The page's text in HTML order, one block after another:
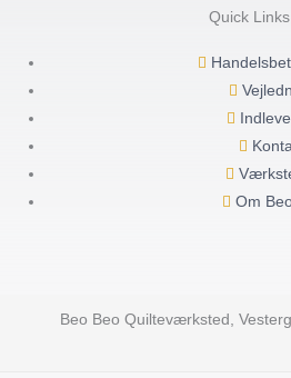
o
k
f
Quick Links
Om
Beo Beo Quilteværksted,